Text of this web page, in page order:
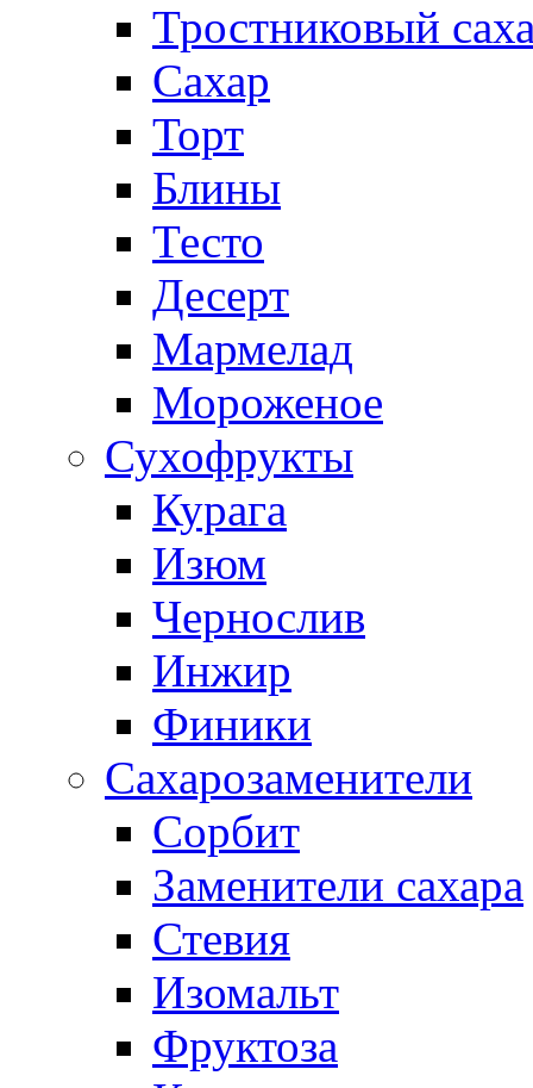
Тростниковый
Сахар
Торт
Блины
Тесто
Десерт
Мармелад
Мороженое
Сухофрукты
Курага
Изюм
Чернослив
Инжир
Финики
Сахарозаменители
Сорбит
Заменители сахара
Стевия
Изомальт
Фруктоза